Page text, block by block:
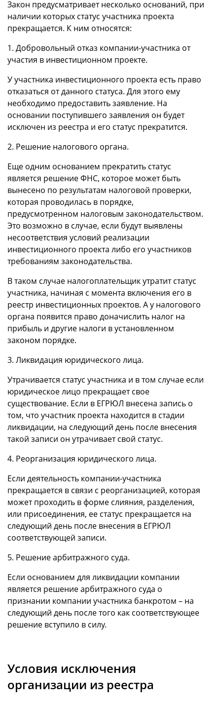
Закон предусматривает несколько оснований, при
наличии которых статус участника проекта
прекращается. К ним относятся:
1. Добровольный отказ компании-участника от
участия в инвестиционном проекте.
У участника инвестиционного проекта есть право
отказаться от данного статуса. Для этого ему
необходимо предоставить заявление. На
основании поступившего заявления он будет
исключен из реестра и его статус прекратится.
2. Решение налогового органа.
Еще одним основанием прекратить статус
является решение ФНС, которое может быть
вынесено по результатам налоговой проверки,
которая проводилась в порядке,
предусмотренном налоговым законодательством.
Это возможно в случае, если будут выявлены
несоответствия условий реализации
инвестиционного проекта либо его участников
требованиям законодательства.
В таком случае налогоплательщик утратит статус
участника, начиная с момента включения его в
реестр инвестиционных проектов. А у налогового
органа появится право доначислить налог на
прибыль и другие налоги в установленном
законом порядке.
3. Ликвидация юридического лица.
Утрачивается статус участника и в том случае если
юридическое лицо прекращает свое
существование. Если в ЕГРЮЛ внесена запись о
том, что участник проекта находится в стадии
ликвидации, на следующий день после внесения
такой записи он утрачивает свой статус.
4. Реорганизация юридического лица.
Если деятельность компании-участника
прекращается в связи с реорганизацией, которая
может проходить в форме слияния, разделения,
или присоединения, ее статус прекращается на
следующий день после внесения в ЕГРЮЛ
соответствующей записи.
5. Решение арбитражного суда.
Если основанием для ликвидации компании
является решение арбитражного суда о
признании компании участника банкротом – на
следующий день после того как соответствующее
решение вступило в силу.
Условия исключения
организации из реестра